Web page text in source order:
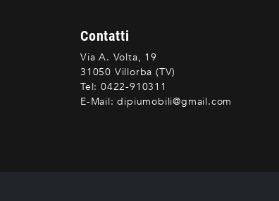
Contatti
Via A. Volta, 19
31050 Villorba (TV)
Tel: 0422-910311
E-Mail: dipiumobili@gmail.com